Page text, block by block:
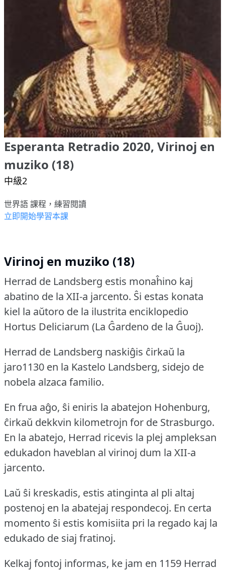
Esperanta Retradio 2020, Virinoj en
muziko (18)
中級2
世界語 課程，練習閱讀
立即開始學習本課
Virinoj en muziko (18)
Herrad de Landsberg estis monaĥino kaj
abatino de la XII-a jarcento. Ŝi estas konata
kiel la aŭtoro de la ilustrita enciklopedio
Hortus Deliciarum (La Ĝardeno de la Ĝuoj).
Herrad de Landsberg naskiĝis ĉirkaŭ la
jaro1130 en la Kastelo Landsberg, sidejo de
nobela alzaca familio.
En frua aĝo, ŝi eniris la abatejon Hohenburg,
ĉirkaŭ dekkvin kilometrojn for de Strasburgo.
En la abatejo, Herrad ricevis la plej ampleksan
edukadon haveblan al virinoj dum la XII-a
jarcento.
Laŭ ŝi kreskadis, estis atinginta al pli altaj
postenoj en la abatejaj respondecoj. En certa
momento ŝi estis komisiita pri la regado kaj la
edukado de siaj fratinoj.
Kelkaj fontoj informas, ke jam en 1159 Herrad